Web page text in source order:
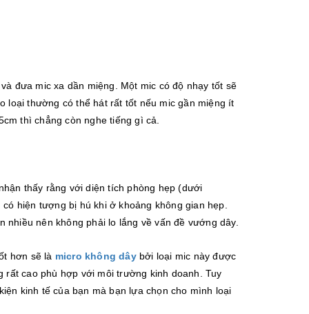
đưa mic xa dần miệng. Một mic có độ nhạy tốt sẽ
loại thường có thể hát rất tốt nếu mic gần miệng ít
thì chẳng còn nghe tiếng gì cả.
thấy rằng với diện tích phòng hẹp (dưới
hiện tượng bị hú khi ở khoảng không gian hẹp.
nên không phải lo lắng về vấn đề vướng dây.
hơn sẽ là micro không dây bởi loại mic này được
rất cao phù hợp với môi trường kinh doanh. Tuy
kinh tế của bạn mà bạn lựa chọn cho mình loại